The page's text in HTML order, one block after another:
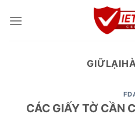
CÁC GIẤY TỜ CẦN